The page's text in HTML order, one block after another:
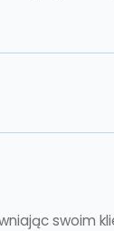
swoim